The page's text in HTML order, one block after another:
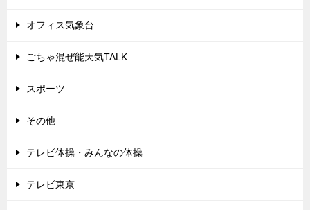
オフィス気象台
ごちゃ混ぜ能天気TALK
スポーツ
その他
テレビ体操・みんなの体操
テレビ東京